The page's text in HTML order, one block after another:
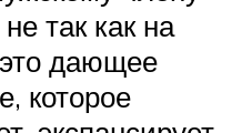
так как на
дающее
которое